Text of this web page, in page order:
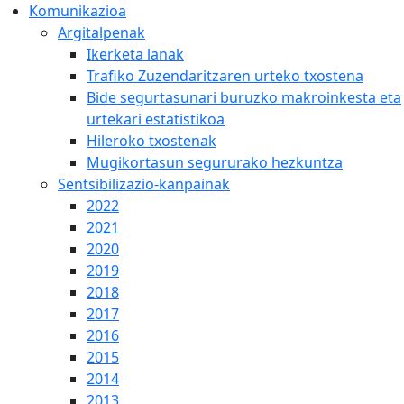
Komunikazioa
Argitalpenak
Ikerketa lanak
Trafiko Zuzendaritzaren urteko txostena
Bide segurtasunari buruzko makroinkesta eta
urtekari estatistikoa
Hileroko txostenak
Mugikortasun segururako hezkuntza
Sentsibilizazio-kanpainak
2022
2021
2020
2019
2018
2017
2016
2015
2014